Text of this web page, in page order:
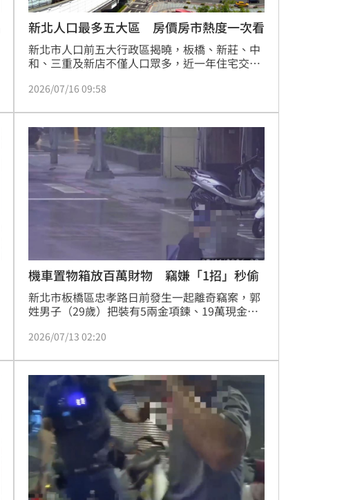
新北人口最多五大區 房價房市熱度一次看
新北市人口前五大行政區揭曉，板橋、新莊、中
和、三重及新店不僅人口眾多，近一年住宅交易
制影響，市場觀望氣氛重，但這些人口密集區憑
支撐房市韌性。其中板橋區以三鐵共構優勢穩居
高價，新莊區則以親民房價吸引就業人口遷入。
專家陳金萍分析，人口紅利與商業發展完善，使
這五區成為新北房市核心，即便在政策干擾下，
憑藉重劃區開發與捷運路網加持，交易表現依舊
穩健，持續吸引購屋族群關注，反映出新北房市
長期發展潛力。
2026/07/16 09:58
機車置物箱放百萬財物 竊嫌「1招」秒偷
新北市板橋區忠孝路日前發生一起離奇竊案，郭
姓男子（29歲）把裝有5兩金項鍊、19萬現金的
座墊側縫偷走，損失近百萬元。警方表示，已鎖
2026/07/13 02:20